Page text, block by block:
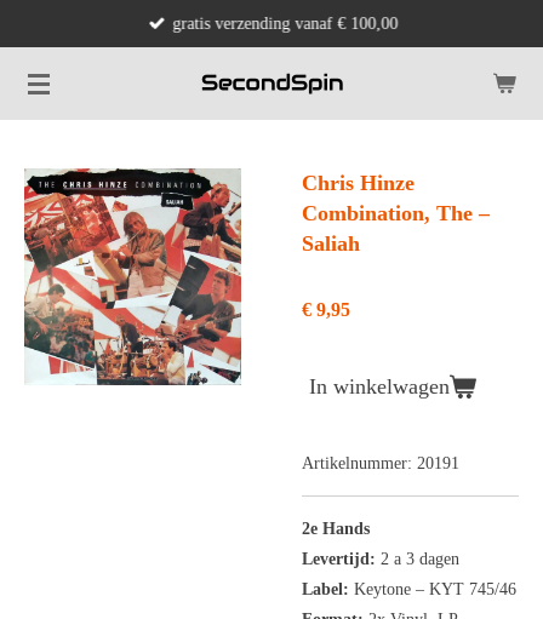
naar
de
gratis verzending vanaf € 100,00
Chris Hinze
Combination, The ‎–
Saliah
€ 9,95
In winkelwagen
Artikelnummer: 20191
2e Hands
Levertijd: 2 a 3 dagen
Label: Keytone ‎– KYT 745/46